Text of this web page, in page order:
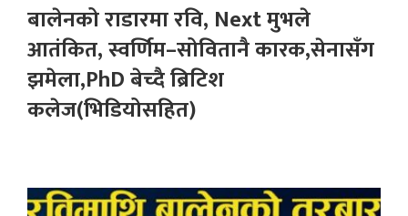
बालेनको राडारमा रवि, Next मुभले
आतंकित, स्वर्णिम–सोवितानै कारक,सेनासँग
झमेला,PhD बेच्दै ब्रिटिश
कलेज(भिडियोसहित)